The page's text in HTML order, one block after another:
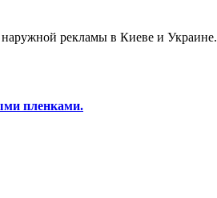
рекламы в Киеве и Украине.
пленками.